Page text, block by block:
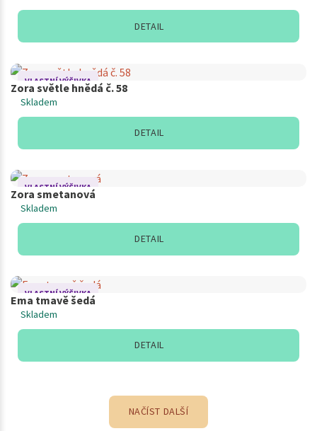
DETAIL
VLASTNÍ VÝŠIVKA
Zora světle hnědá č. 58
Skladem
DETAIL
VLASTNÍ VÝŠIVKA
Zora smetanová
Skladem
DETAIL
VLASTNÍ VÝŠIVKA
Ema tmavě šedá
Skladem
DETAIL
NAČÍST DALŠÍ